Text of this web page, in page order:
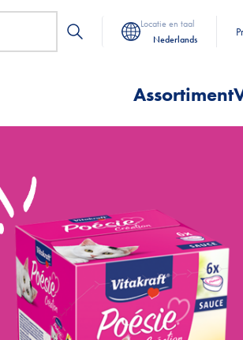
Locatie en taal
Nederlands
Assortiment